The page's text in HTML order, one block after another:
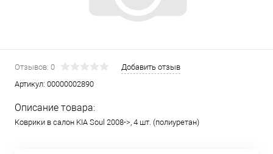
Отзывов: 0
Добавить отзыв
Артикул: 00000002890
Описание товара:
Коврики в салон KIA Soul 2008->, 4 шт. (полиуретан)